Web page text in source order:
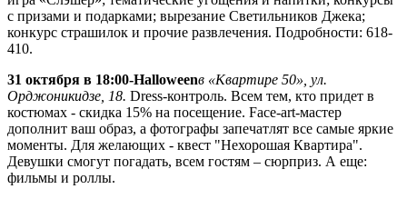
с призами и подарками; вырезание Светильников Джека;
конкурс страшилок и прочие развлечения. Подробности: 618-
410.
31 октября в 18:00-Halloweenв «Квартире 50», ул.
Орджоникидзе, 18. Dress-контроль. Всем тем, кто придет в
костюмах - скидка 15% на посещение. Face-art-мастер
дополнит ваш образ, а фотографы запечатлят все самые яркие
моменты. Для желающих - квест "Нехорошая Квартира".
Девушки смогут погадать, всем гостям – сюрприз. А еще:
фильмы и роллы.